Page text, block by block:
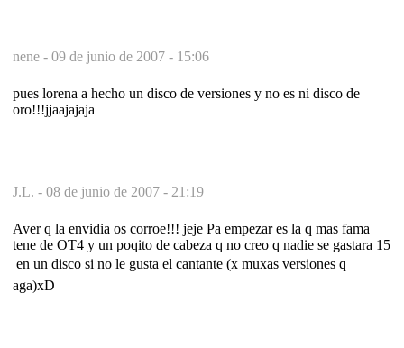
nene - 09 de junio de 2007 - 15:06
pues lorena a hecho un disco de versiones y no es ni disco de
oro!!!jjaajajaja
J.L. - 08 de junio de 2007 - 21:19
Aver q la envidia os corroe!!! jeje Pa empezar es la q mas fama
tene de OT4 y un poqito de cabeza q no creo q nadie se gastara 15
 en un disco si no le gusta el cantante (x muxas versiones q
aga)xD